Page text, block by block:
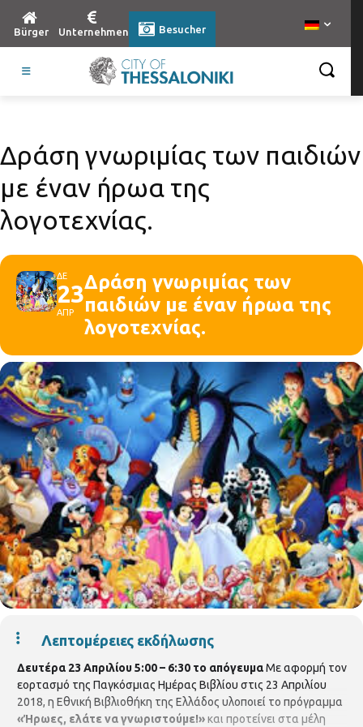
Bürger Unternehmen Besucher
Δράση γνωριμίας των παιδιών
με έναν ήρωα της
λογοτεχνίας.
ΔΕ
23
ΑΠΡ
Δράση γνωριμίας των
παιδιών με έναν ήρωα της
λογοτεχνίας.
Λεπτομέρειες εκδήλωσης
Δευτέρα 23 Απριλίου 5:00 – 6:30 το απόγευμαΜε αφορμή τον
εορτασμό της Παγκόσμιας Ημέρας Βιβλίου στις 23 Απριλίου
2018, η Εθνική Βιβλιοθήκη της Ελλάδος υλοποιεί το πρόγραμμα
«Ήρωες, ελάτε να γνωριστούμε!»και προτείνει στα μέλη